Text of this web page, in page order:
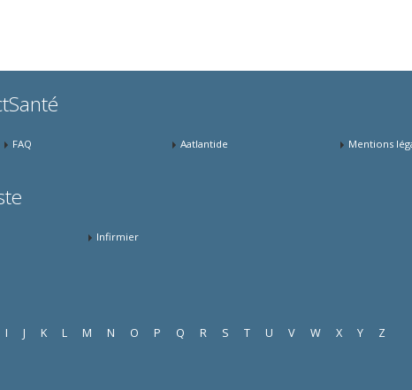
FAQ Aatlantide Mentions
Infirmier
I J K L M N O P Q R S T U V W X Y Z